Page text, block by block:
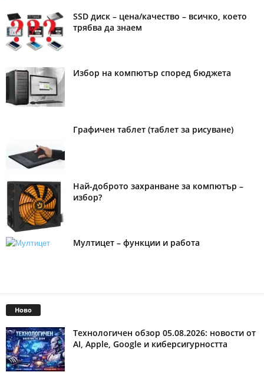
SSD диск – цена/качество – всичко, което
трябва да знаем
Избор на компютър според бюджета
Графичен таблет (таблет за рисуване)
Най-доброто захранване за компютър –
избор?
Мултицет – функции и работа
Ново
Технологичен обзор 05.08.2026: новости от
AI, Apple, Google и киберсигурността